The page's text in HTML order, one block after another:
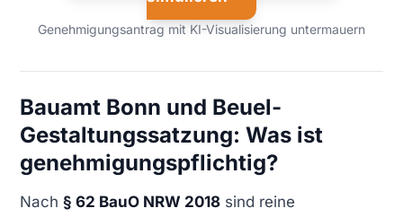
Genehmigungsantrag mit KI-Visualisierung untermauern
Bauamt Bonn und Beuel-
Gestaltungssatzung: Was ist
genehmigungspflichtig?
Nach § 62 BauO NRW 2018 sind reine